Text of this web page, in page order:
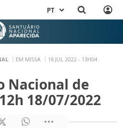
PT
EM MISSA 18 JUL 2022 - 13H04
Nacional de
18/07/2022